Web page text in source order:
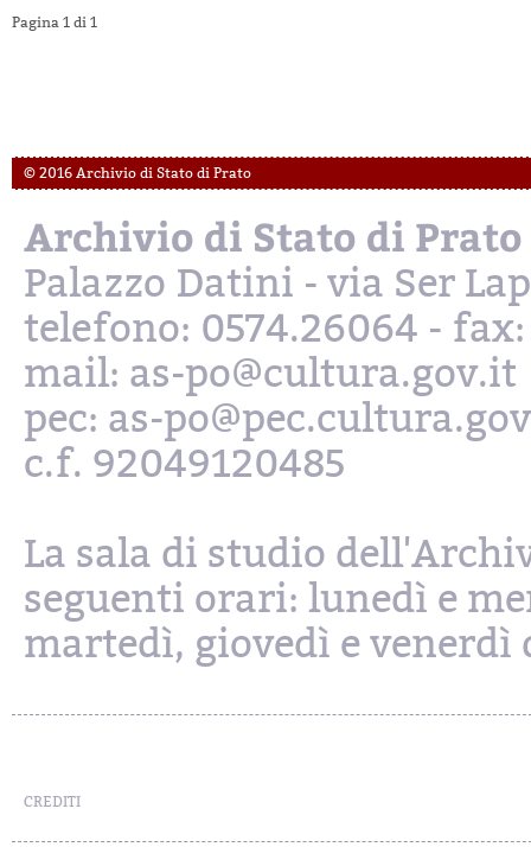
Pagina 1 di 1
© 2016 Archivio di Stato di Prato
Archivio di Stato di Prato
Palazzo Datini - via Ser
telefono: 0574.26064 - fax:
mail: as-po@cultura.gov.it
pec: as-
c.f. 92049120485
La sala di studio
seguenti orari: lunedì e
martedì, giovedì e venerdì
CREDITI